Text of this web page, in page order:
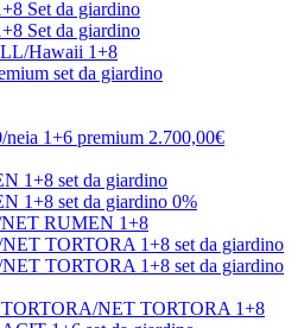
Hawaii 1+8
neia 1+6 premium 2.700,00€
0%
RUMEN 1+8
NET TORTORA 1+8